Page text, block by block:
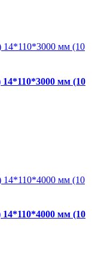
мм (10
мм (10